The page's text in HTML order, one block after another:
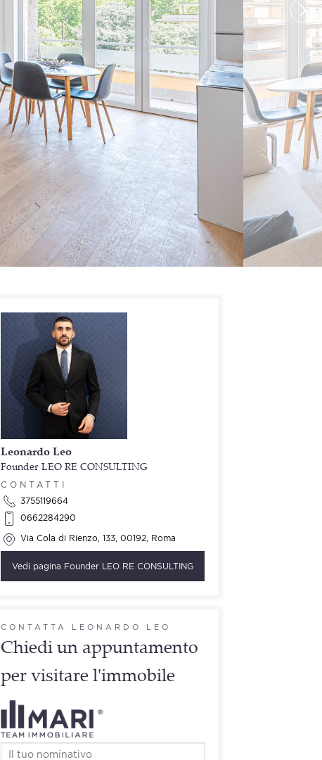
Leonardo Leo
Founder LEO RE CONSULTING
CONTATTI
3755119664
0662284290
Via Cola di Rienzo, 133, 00192, Roma
Vedi pagina Founder LEO RE CONSULTING
CONTATTA LEONARDO LEO
Chiedi un appuntamento
per visitare l'immobile